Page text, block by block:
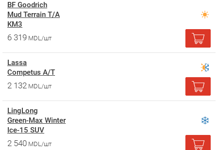
BF Goodrich
Mud Terrain T/A
KM3
6 319 MDL/шт
Lassa
Competus A/T
2 132 MDL/шт
LingLong
Green-Max Winter
Ice-15 SUV
2 540 MDL/шт